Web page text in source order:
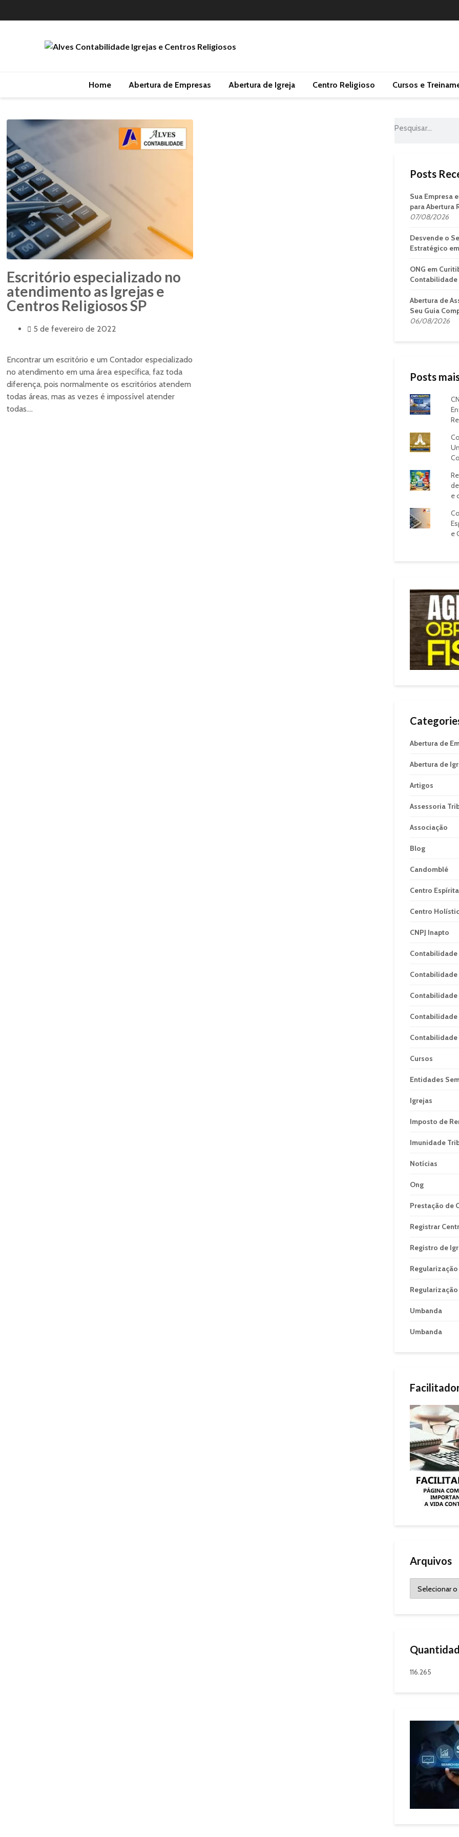
Home Abertura de Empresas Abertura de Igreja Centro Religioso Cursos e
Escritório especializado no
atendimento as Igrejas e
Centros Religiosos SP
5 de fevereiro de 2022
Encontrar um escritório e um Contador especializado
no atendimento em uma área específica, faz toda
diferença, pois normalmente os escritórios atendem
todas áreas, mas as vezes é impossível atender
todas....
Posts
Sua Empresa
para Abertura
07/08/2026
Desvende o
Estratégico
ONG em
Contabilidade
Abertura de
Seu Guia
06/08/2026
Posts
e
e
Abertura de
Abertura de
Artigos
Assessoria
Associação
Blog
Candomblé
Centro Espírita
Centro
CNPJ Inapto
Contabilidade
Contabilidade
Contabilidade
Contabilidade
Contabilidade
Cursos
Entidades
Igrejas
Imposto de
Imunidade
Notícias
Ong
Prestação de
Registrar
Registro de
Regularização
Umbanda
Umbanda
Arquivos
116.265